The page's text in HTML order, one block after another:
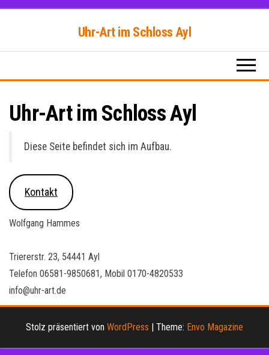
springen
Uhr-Art im Schloss Ayl
Uhr-Art im Schloss Ayl
Diese Seite befindet sich im Aufbau.
Kontakt
Wolfgang Hammes
Triererstr. 23, 54441 Ayl
Telefon 06581-9850681, Mobil 0170-4820533
info@uhr-art.de
Stolz präsentiert von WordPress | Theme: Envo Magazine